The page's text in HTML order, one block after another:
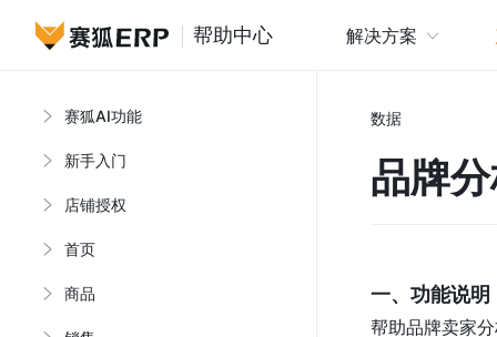
帮助中心 解决方案
赛狐
数据
品牌
一、功能说明
帮助品牌卖家
赛狐AI功能
新手入门
店铺授权
首页
商品